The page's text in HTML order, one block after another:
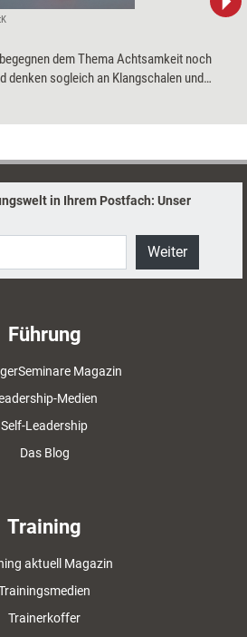
dem Thema Achtsamkeit noch
denken sogleich an Klangschalen und
in Ihrem Postfach: Unser
Weiter
Führung
Magazin
Medien
Self-Leadership
Das Blog
Training
aktuell Magazin
Trainerkoffer